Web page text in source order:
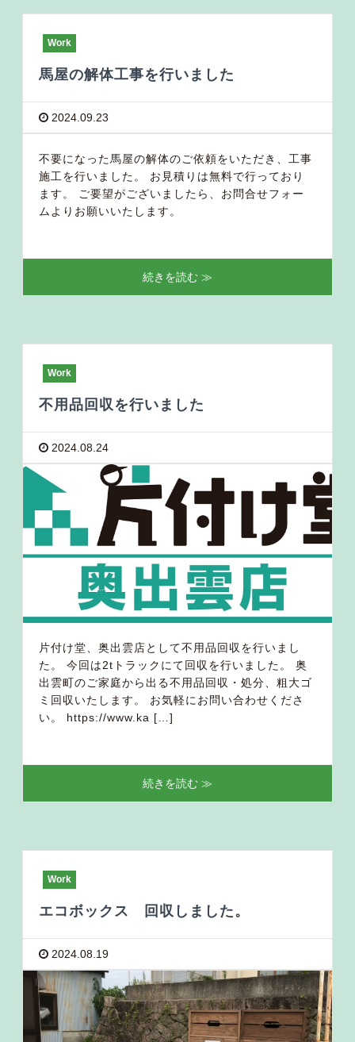
Work
馬屋の解体工事を行いました
2024.09.23
不要になった馬屋の解体のご依頼をいただき、工事
施工を行いました。 お見積りは無料で行っており
ます。 ご要望がございましたら、お問合せフォー
ムよりお願いいたします。
続きを読む ≫
Work
不用品回収を行いました
2024.08.24
片付け堂、奥出雲店として不用品回収を行いまし
た。 今回は2tトラックにて回収を行いました。 奥
出雲町のご家庭から出る不用品回収・処分、粗大ゴ
ミ回収いたします。 お気軽にお問い合わせくださ
い。 https://www.ka […]
続きを読む ≫
Work
エコボックス 回収しました。
2024.08.19